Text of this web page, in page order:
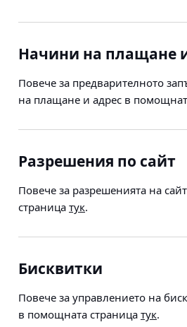
Начини на плащане
Повече за предварителното
на плащане и адрес в
Разрешения по сайт
Повече за разрешенията на
страница тук.
Бисквитки
Повече за управлението на
в помощната страница тук.